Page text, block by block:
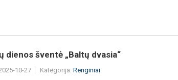
dienos šventė „Baltų dvasia“
10-27 Kategorija: Renginiai